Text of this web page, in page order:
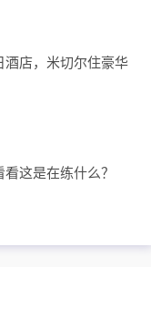
店，米切尔住豪华
这是在练什么？